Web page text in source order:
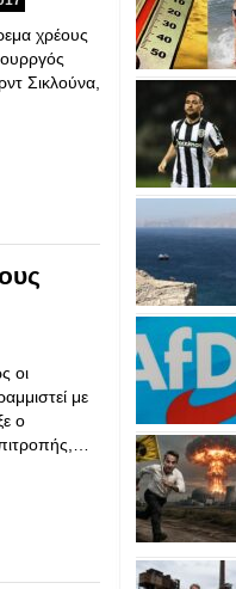
χρέους
Σικλούνα,
οι
με
ο